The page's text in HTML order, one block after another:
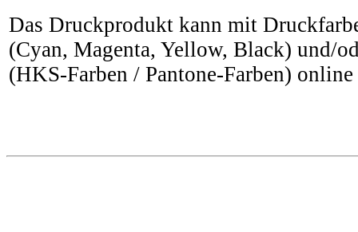
Das Druckprodukt kann mit
(Cyan, Magenta, Yellow, Black) und/
(HKS-Farben / Pantone-Farben)